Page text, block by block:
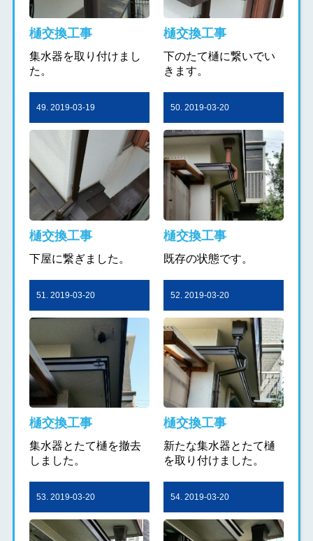
樋交換工事
集水器を取り付けまし
た。
樋交換工事
下のたて樋に繋いでい
きます。
49. 2019-03-19
樋交換工事
下屋に繋ぎました。
50. 2019-03-20
樋交換工事
既存の状態です。
51. 2019-03-20
樋交換工事
集水器とたて樋を撤去
しました。
52. 2019-03-20
樋交換工事
新たな集水器とたて樋
を取り付けました。
53. 2019-03-20 54. 2019-03-20